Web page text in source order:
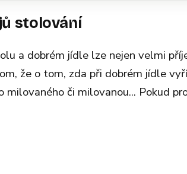
stolování
a dobrém jídle lze nejen velmi
že o tom, zda při dobrém jídle
milovaného či milovanou... Pokud